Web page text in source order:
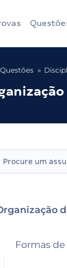
Formas